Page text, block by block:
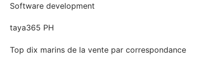
Software development
taya365 PH
Top dix marins de la vente par correspondance